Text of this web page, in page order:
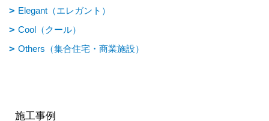
Elegant（エレガント）
Cool（クール）
Others（集合住宅・商業施設）
施工事例